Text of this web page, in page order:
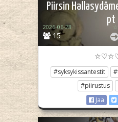
Piirsin
pt
15
2026-06-28
#syksykissantestit
#piirustus
Jaa